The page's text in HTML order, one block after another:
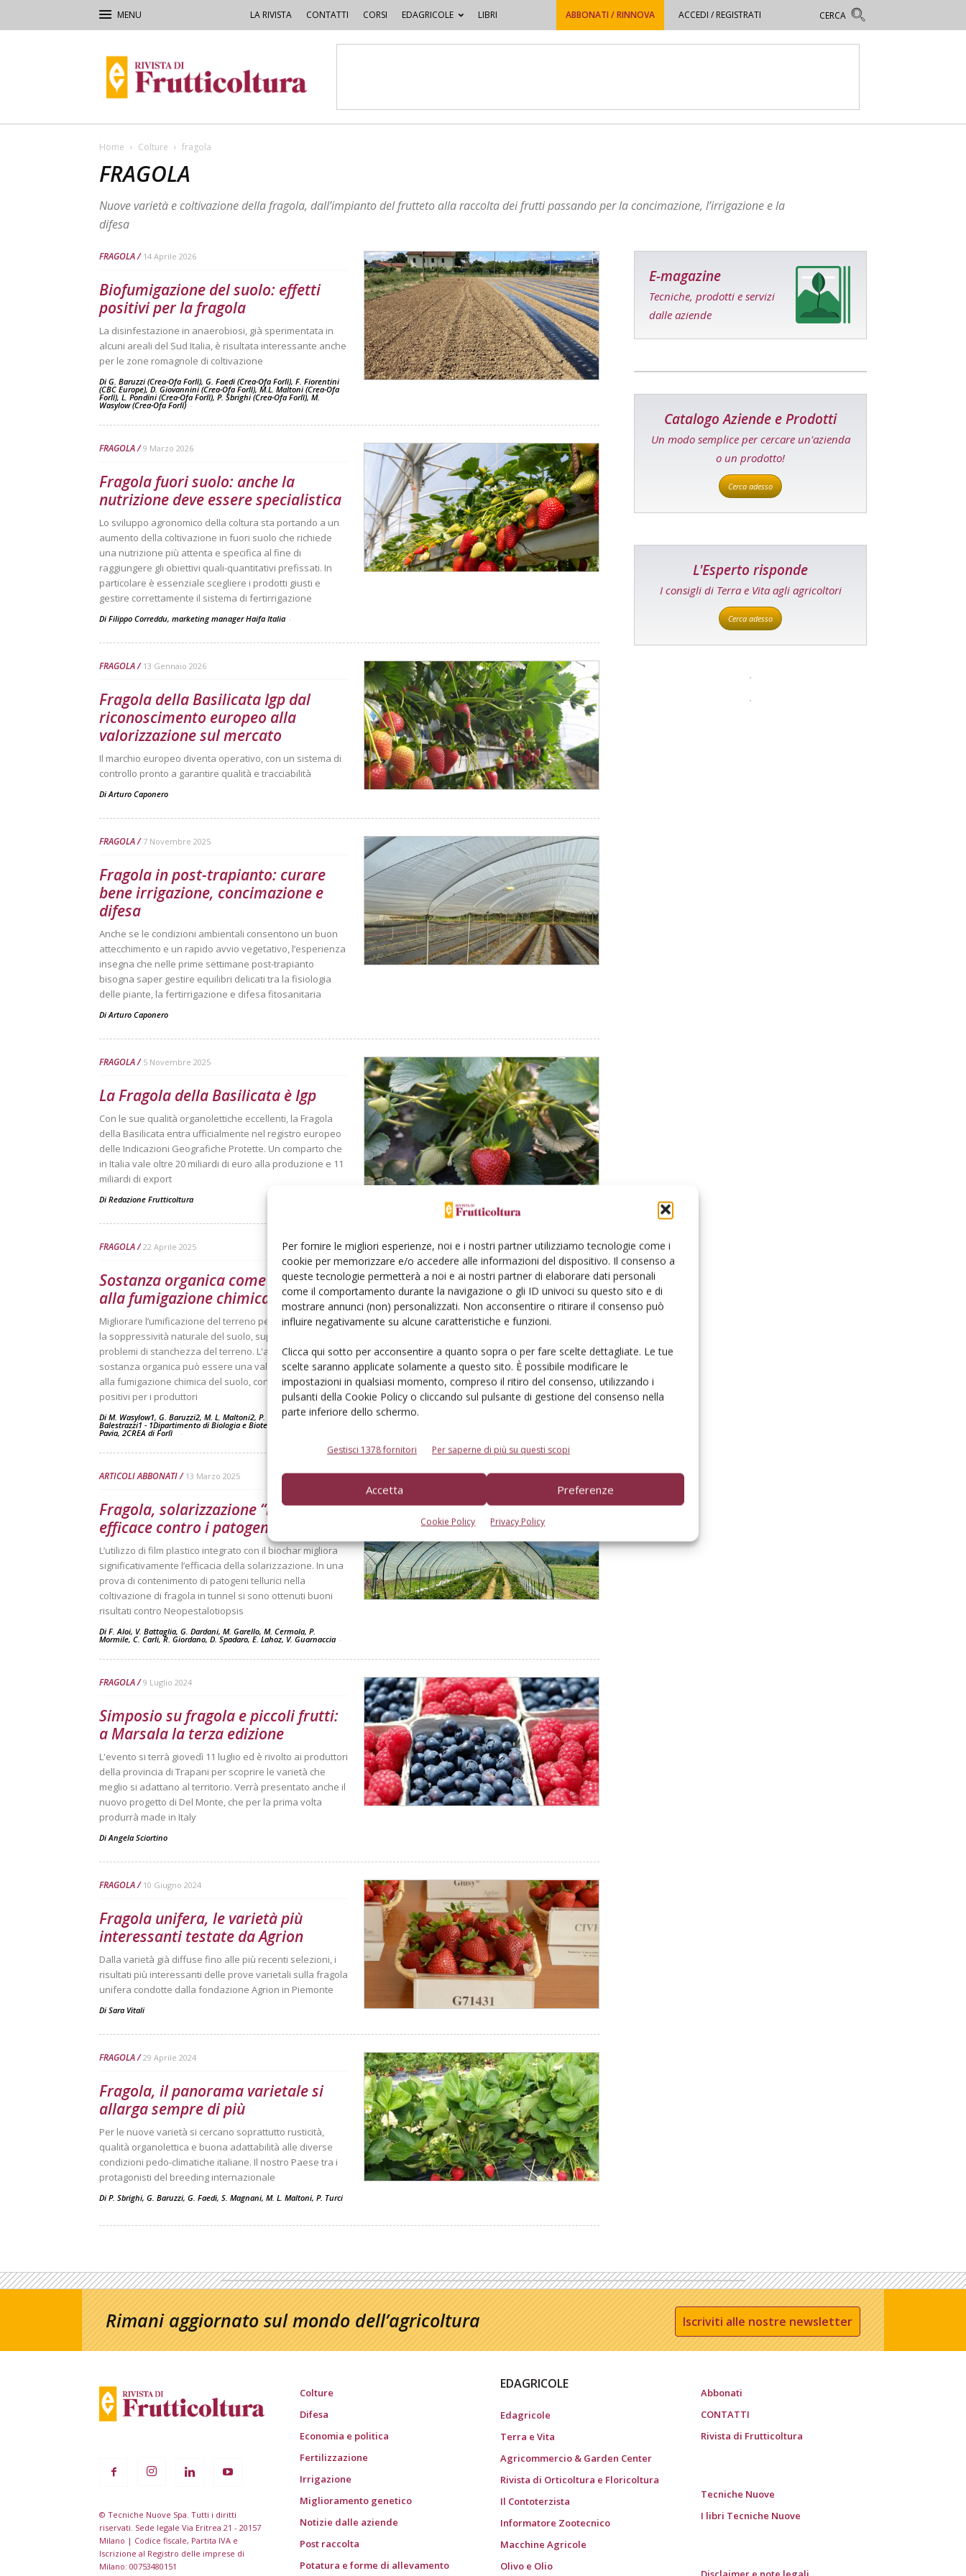
Per fornire le migliori esperienze, noi e i nostri partner utilizziamo tecnologie come i
cookie per memorizzare e/o accedere alle informazioni del dispositivo. Il consenso a
queste tecnologie permetterà a noi e ai nostri partner di elaborare dati personali
come il comportamento durante la navigazione o gli ID univoci su questo sito e di
mostrare annunci (non) personalizzati. Non acconsentire o ritirare il consenso può
influire negativamente su alcune caratteristiche e funzioni.
Clicca qui sotto per acconsentire a quanto sopra o per fare scelte dettagliate. Le tue
scelte saranno applicate solamente a questo sito. È possibile modificare le
impostazioni in qualsiasi momento, compreso il ritiro del consenso, utilizzando i
pulsanti della Cookie Policy o cliccando sul pulsante di gestione del consenso nella
parte inferiore dello schermo.
Gestisci 1378 fornitori Per saperne di più su questi scopi
Accetta Preferenze
Cookie Policy Privacy Policy
LA RIVISTA CONTATTI CORSI EDAGRICOLE LIBRI ABBONATI / RINNOVA ACCEDI / REGISTRATI
di
Frutticoltura
Home Colture fragola
FRAGOLA
Nuove varietà e coltivazione della fragola, dall’impianto del frutteto alla raccolta dei frutti passando per la concimazione, l’irrigazione e la
difesa
FRAGOLA 14 Aprile 2026
Biofumigazione del suolo: effetti
positivi per la fragola
La disinfestazione in anaerobiosi, già sperimentata in
alcuni areali del Sud Italia, è risultata interessante anche
per le zone romagnole di coltivazione
Di G. Baruzzi (Crea-Ofa Forlì), G. Faedi (Crea-Ofa Forlì), F. Fiorentini
(CBC Europe), D. Giovannini (Crea-Ofa Forlì), M.L. Maltoni (Crea-Ofa
Forlì), L. Pondini (Crea-Ofa Forlì), P. Sbrighi (Crea-Ofa Forlì), M.
Wasylow (Crea-Ofa Forlì) -
FRAGOLA 9 Marzo 2026
Fragola fuori suolo: anche la
nutrizione deve essere specialistica
Lo sviluppo agronomico della coltura sta portando a un
aumento della coltivazione in fuori suolo che richiede
una nutrizione più attenta e specifica al fine di
raggiungere gli obiettivi quali-quantitativi prefissati. In
particolare è essenziale scegliere i prodotti giusti e
gestire correttamente il sistema di fertirrigazione
Di Filippo Correddu, marketing manager Haifa Italia -
FRAGOLA 13 Gennaio 2026
Fragola della Basilicata Igp dal
riconoscimento europeo alla
valorizzazione sul mercato
Il marchio europeo diventa operativo, con un sistema di
controllo pronto a garantire qualità e tracciabilità
DiArturo Caponero
FRAGOLA 7 Novembre 2025
Fragola in post-trapianto: curare
bene irrigazione, concimazione e
difesa
Anche se le condizioni ambientali consentono un buon
attecchimento e un rapido avvio vegetativo, l’esperienza
insegna che nelle prime settimane post-trapianto
bisogna saper gestire equilibri delicati tra la fisiologia
delle piante, la fertirrigazione e difesa fitosanitaria
DiArturo Caponero
FRAGOLA 5 Novembre 2025
La Fragola della Basilicata è Igp
Con le sue qualità organolettiche eccellenti, la Fragola
della Basilicata entra ufficialmente nel registro europeo
delle Indicazioni Geografiche Protette. Un comparto che
in Italia vale oltre 20 miliardi di euro alla produzione e 11
miliardi di export
Di Redazione Frutticoltura
FRAGOLA 22 Aprile 2025
Sostanza organica come alternativa
alla fumigazione chimica
Migliorare l’umificazione del terreno permette di elevare
la soppressività naturale del suolo, superando così i
problemi di stanchezza del terreno. L'apporto di
sostanza organica può essere una valida alternativa
alla fumigazione chimica del suolo, con importanti risvolti
positivi per i produttori
Di M. Wasylow1, G. Baruzzi2, M. L. Maltoni2, P. Sbrighi2, A.
Balestrazzi1 - 1Dipartimento di Biologia e Biotecnologie Università di
Pavia, 2CREA di Forlì -
ARTICOLI ABBONATI 13 Marzo 2025
Fragola, solarizzazione “integrata”
efficace contro i patogeni tellurici
L’utilizzo di film plastico integrato con il biochar migliora
significativamente l’efficacia della solarizzazione. In una
prova di contenimento di patogeni tellurici nella
coltivazione di fragola in tunnel si sono ottenuti buoni
risultati contro Neopestalotiopsis
Di F. Aloi, V. Battaglia, G. Dardani, M. Garello, M. Cermola, P.
Mormile, C. Carli, R. Giordano, D. Spadaro, E. Lahoz, V. Guarnaccia -
FRAGOLA 9 Luglio 2024
Simposio su fragola e piccoli frutti:
a Marsala la terza edizione
L'evento si terrà giovedì 11 luglio ed è rivolto ai produttori
della provincia di Trapani per scoprire le varietà che
meglio si adattano al territorio. Verrà presentato anche il
nuovo progetto di Del Monte, che per la prima volta
produrrà made in Italy
DiAngela Sciortino
FRAGOLA 10 Giugno 2024
Fragola unifera, le varietà più
interessanti testate da Agrion
Dalla varietà già diffuse fino alle più recenti selezioni, i
risultati più interessanti delle prove varietali sulla fragola
unifera condotte dalla fondazione Agrion in Piemonte
Di Sara Vitali
FRAGOLA 29 Aprile 2024
Fragola, il panorama varietale si
allarga sempre di più
Per le nuove varietà si cercano soprattutto rusticità,
qualità organolettica e buona adattabilità alle diverse
condizioni pedo-climatiche italiane. Il nostro Paese tra i
protagonisti del breeding internazionale
Di P. Sbrighi, G. Baruzzi, G. Faedi, S. Magnani, M. L. Maltoni, P. Turci
-
E-magazine
Tecniche, prodotti e servizi
dalle aziende
Catalogo Aziende e Prodotti
Un modo semplice per cercare un'azienda
o un prodotto!
Cerca adesso
L'Esperto risponde
I consigli di Terra e Vita agli agricoltori
Cerca adesso
Rimani aggiornato sul mondo dell’agricoltura Iscriviti alle nostre newsletter
© Tecniche Nuove Spa. Tutti i diritti
riservati. Sede legale Via Eritrea 21 - 20157
Milano | Codice fiscale, Partita IVA e
Iscrizione al Registro delle imprese di
Milano: 00753480151
Colture
Difesa
Economia e politica
Fertilizzazione
Irrigazione
Miglioramento genetico
Notizie dalle aziende
Post raccolta
Potatura e forme di allevamento
EDAGRICOLE
Edagricole
Terra e Vita
Agricommercio & Garden Center
Rivista di Orticoltura e Floricoltura
Il Contoterzista
Informatore Zootecnico
Macchine Agricole
Olivo e Olio
Abbonati
CONTATTI
Rivista di Frutticoltura
Tecniche Nuove
I libri Tecniche Nuove